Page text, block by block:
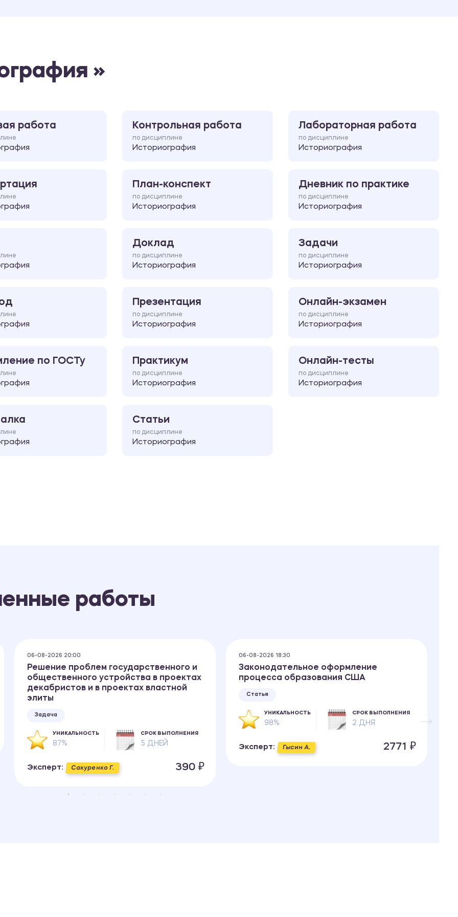
»
работа Контрольная работа
по дисциплине
Историография
Лабораторная работа
по дисциплине
Историография
План-конспект
по дисциплине
Историография
Дневник по практике
по дисциплине
Историография
Доклад
по дисциплине
Историография
Задачи
по дисциплине
Историография
Презентация
по дисциплине
Историография
Онлайн-экзамен
по дисциплине
Историография
по ГОСТу Практикум
по дисциплине
Историография
Онлайн-тесты
по дисциплине
Историография
Статьи
по дисциплине
Историография
работы
06-08-2026 20:00
Решение проблем государственного и
общественного устройства в проектах
декабристов и в проектах властной
элиты
Задача
УНИКАЛЬНОСТЬ
87%
СРОК ВЫПОЛНЕНИЯ
5 ДНЕЙ
Эксперт: Сакуренко Г. 390 ₽
06-08-2026 18:30
Законодательное оформление
процесса образования США
Статья
УНИКАЛЬНОСТЬ
98%
СРОК ВЫПОЛНЕНИЯ
2 ДНЯ
Эксперт: Гысин А. 2771 ₽